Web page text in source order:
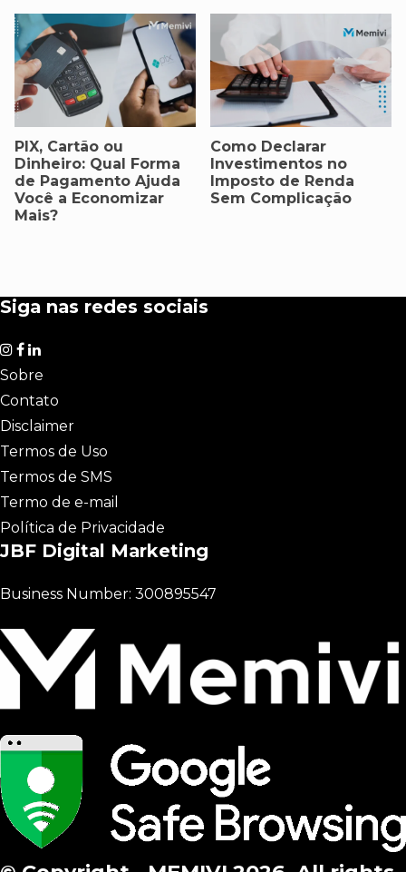
PIX, Cartão ou
Dinheiro: Qual Forma
de Pagamento Ajuda
Você a Economizar
Mais?
Como Declarar
Investimentos no
Imposto de Renda
Sem Complicação
Siga nas redes sociais
Sobre
Contato
Disclaimer
Termos de Uso
Termos de SMS
Termo de e-mail
Política de Privacidade
JBF Digital Marketing
Business Number: 300895547